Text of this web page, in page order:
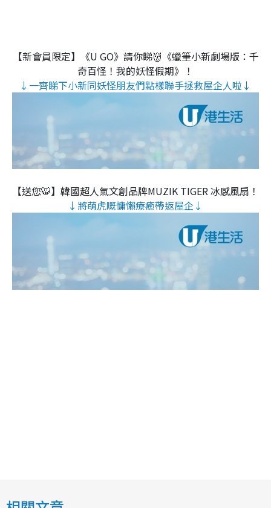
【新會員限定】《U GO》請你睇👹《蠟筆小新劇場版：千
奇百怪！我的妖怪假期》！
↓一齊睇下小新同妖怪朋友們點樣聯手拯救屋企人啦↓
【送您🐯】韓國超人氣文創品牌MUZIK TIGER 冰感風扇！
↓將萌虎嘅慵懶療癒帶返屋企↓